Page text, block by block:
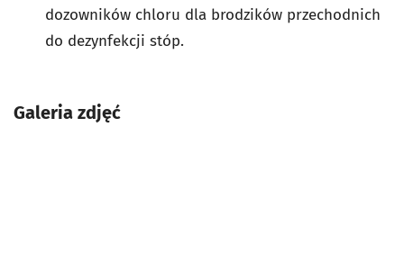
dozowników chloru dla brodzików przechodnich
do dezynfekcji stóp.
Galeria zdjęć